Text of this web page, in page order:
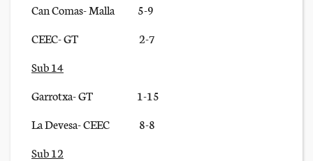
Can Comas- Malla 5-9
CEEC- GT 2-7
Sub 14
Garrotxa- GT 1-15
La Devesa- CEEC 8-8
Sub 12